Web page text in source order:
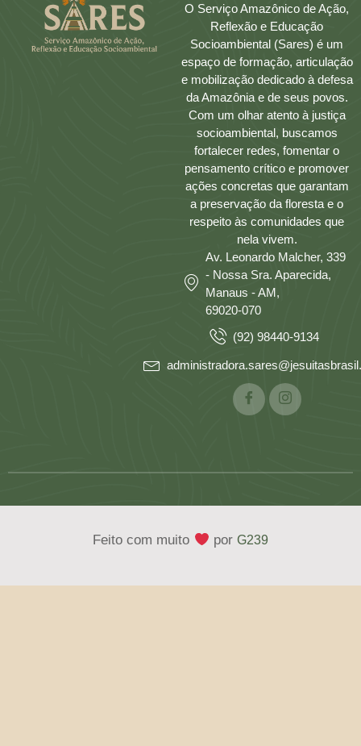
O Serviço Amazônico de Ação,
Reflexão e Educação
Socioambiental (Sares) é um
espaço de formação, articulação
e mobilização dedicado à defesa
da Amazônia e de seus povos.
Com um olhar atento à justiça
socioambiental, buscamos
fortalecer redes, fomentar o
pensamento crítico e promover
ações concretas que garantam
a preservação da floresta e o
respeito às comunidades que
nela vivem.
Av. Leonardo Malcher, 339
- Nossa Sra. Aparecida,
Manaus - AM,
69020-070
(92) 98440-9134
Feito com muito por G239